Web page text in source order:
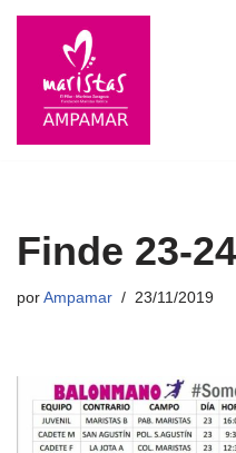
contenido
Finde 23-
por Ampamar 23/11/2019